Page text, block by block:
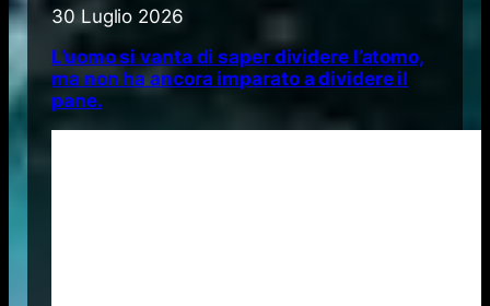
30 Luglio 2026
L’uomo si vanta di saper dividere l’atomo,
ma non ha ancora imparato a dividere il
pane.